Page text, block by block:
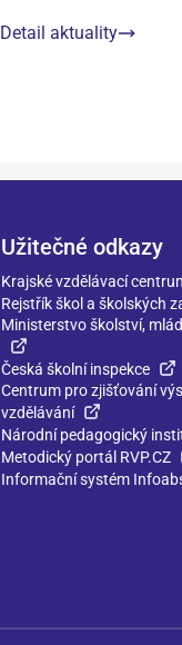
Detail aktuality
Užitečné odkazy
Krajské vzdělávací
Rejstřík škol a školských
Ministerstvo školství,
Česká školní inspekce
Centrum pro zjišťování
vzdělávání
Národní pedagogický
Metodický portál RVP.CZ
Informační systém